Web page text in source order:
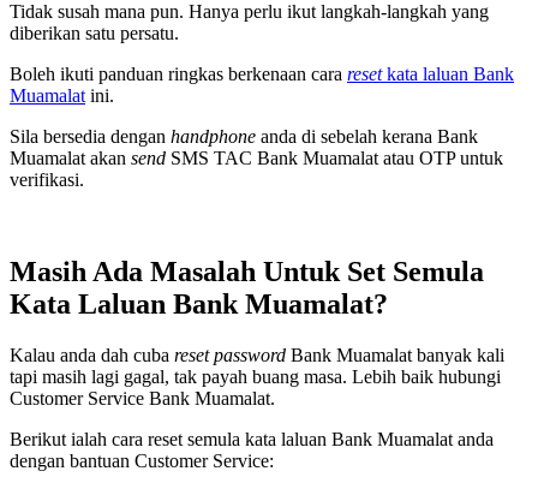
Tidak susah mana pun. Hanya perlu ikut langkah-langkah yang
diberikan satu persatu.
Boleh ikuti panduan ringkas berkenaan cara resetkata laluan Bank
Muamalat ini.
Sila bersedia dengan handphone anda di sebelah kerana Bank
Muamalat akan send SMS TAC Bank Muamalat atau OTP untuk
verifikasi.
Masih Ada Masalah Untuk Set Semula
Kata Laluan Bank Muamalat?
Kalau anda dah cuba reset password Bank Muamalat banyak kali
tapi masih lagi gagal, tak payah buang masa. Lebih baik hubungi
Customer Service Bank Muamalat.
Berikut ialah cara reset semula kata laluan Bank Muamalat anda
dengan bantuan Customer Service: